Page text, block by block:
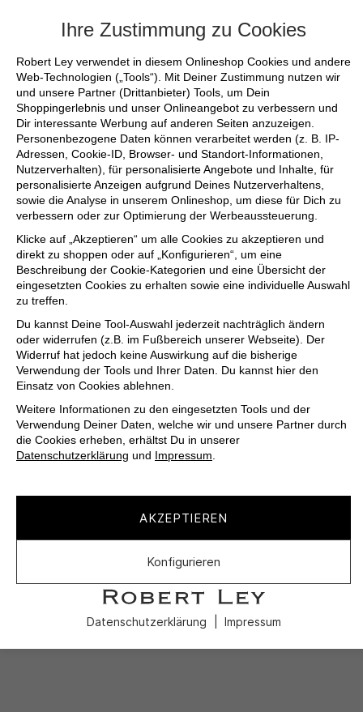
Ihre Zustimmung zu Cookies
Robert Ley verwendet in diesem Onlineshop Cookies und andere
Web-Technologien („Tools“). Mit Deiner Zustimmung nutzen wir
und unsere Partner (Drittanbieter) Tools, um Dein
Shoppingerlebnis und unser Onlineangebot zu verbessern und
Dir interessante Werbung auf anderen Seiten anzuzeigen.
Personenbezogene Daten können verarbeitet werden (z. B. IP-
Adressen, Cookie-ID, Browser- und Standort-Informationen,
Nutzerverhalten), für personalisierte Angebote und Inhalte, für
personalisierte Anzeigen aufgrund Deines Nutzerverhaltens,
sowie die Analyse in unserem Onlineshop, um diese für Dich zu
verbessern oder zur Optimierung der Werbeaussteuerung.
Klicke auf „Akzeptieren“ um alle Cookies zu akzeptieren und
direkt zu shoppen oder auf „Konfigurieren“, um eine
Beschreibung der Cookie-Kategorien und eine Übersicht der
eingesetzten Cookies zu erhalten sowie eine individuelle Auswahl
zu treffen.
Du kannst Deine Tool-Auswahl jederzeit nachträglich ändern
oder widerrufen (z.B. im Fußbereich unserer Webseite). Der
Widerruf hat jedoch keine Auswirkung auf die bisherige
Verwendung der Tools und Ihrer Daten. Du kannst hier den
Einsatz von Cookies ablehnen.
Weitere Informationen zu den eingesetzten Tools und der
Verwendung Deiner Daten, welche wir und unsere Partner durch
die Cookies erheben, erhältst Du in unserer
Datenschutzerklärung und Impressum.
AKZEPTIEREN
Konfigurieren
Datenschutzerklärung Impressum